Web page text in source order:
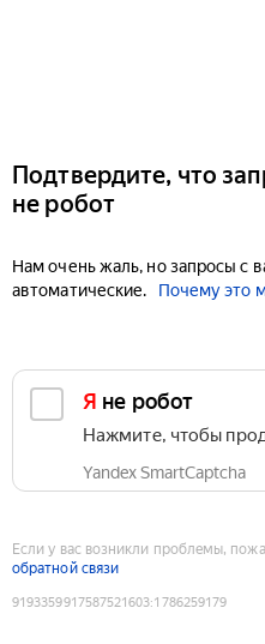
Подтвердите, что
не робот
Нам очень жаль, но запросы с
автоматические.
Почему это
Я не робот
Нажмите, чтобы
Yandex SmartCaptcha
Если у вас возникли проблемы,
обратной связи
9193359917587521603:1786259179